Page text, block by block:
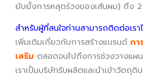
ยับยั้งการหลุดร่วงของเส้นผม) ถึง
สำหรับผู้ที่สนใจท่านสามารถติดต่อเรา
เพิ่มเติมเกี่ยวกับการสร้างแบรนด์ กา
เสริม ตลอดจนไปถึงการช่วงวางแผ
เราเป็นบริษัทรับผลิตและนำเข้าวัตถุ